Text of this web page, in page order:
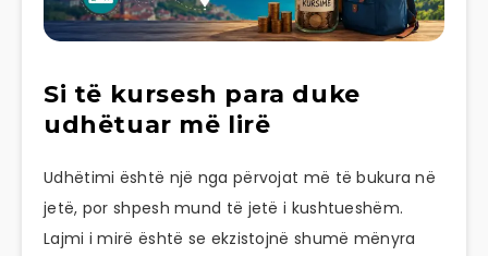
Si të kursesh para duke
udhëtuar më lirë
Udhëtimi është një nga përvojat më të bukura në
jetë, por shpesh mund të jetë i kushtueshëm.
Lajmi i mirë është se ekzistojnë shumë mënyra